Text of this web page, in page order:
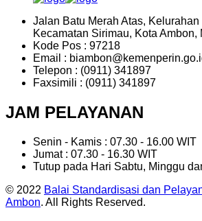
Jalan Batu Merah Atas, Kelurahan
Kecamatan Sirimau, Kota Ambon,
Kode Pos : 97218
Email :
Telepon : (0911) 341897
Faxsimili : (0911) 341897
JAM PELAYANAN
Senin - Kamis : 07.30 - 16.00 WIT
Jumat : 07.30 - 16.30 WIT
Tutup pada Hari Sabtu, Minggu
© 2022 Balai Standardisasi dan
Ambon. All Rights Reserved.